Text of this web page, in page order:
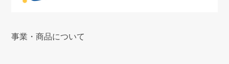
事業・商品について